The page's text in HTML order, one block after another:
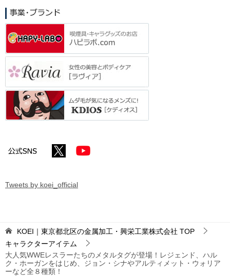
Tweets by koei_official
KOEI｜東京都北区の金属加工・興栄工業株式会社 TOP
キャラクターアイテム
大人気WWEレスラーたちのメタルタグが登場！レジェンド、ハル
ク・ホーガンをはじめ、ジョン・シナやアルティメット・ウォリア
ーなど全８種類！